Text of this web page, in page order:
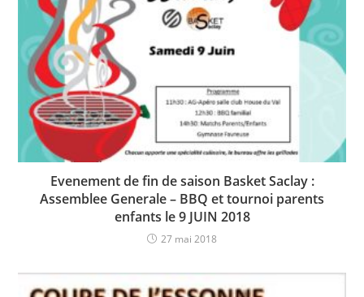
Evenement de fin de saison Basket Saclay :
Assemblee Generale – BBQ et tournoi parents
enfants le 9 JUIN 2018
27 mai 2018